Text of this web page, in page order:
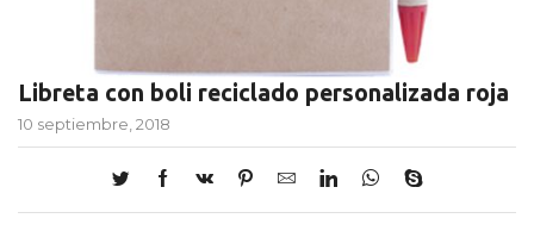
Libreta con boli reciclado personalizada roja
10 septiembre, 2018